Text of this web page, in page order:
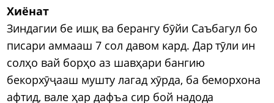
Хиёнат
Зиндагии бе ишқ ва берангу бӯйи Саъбагул бо
писари аммааш 7 сол давом кард. Дар тӯли ин
солҳо вай борҳо аз шавҳари бангию
бекорхӯҷааш мушту лагад хӯрда, ба беморхона
афтид, вале ҳар дафъа сир бой надода